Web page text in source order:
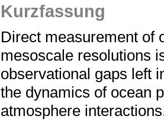
Kurzfassung
Direct measurement of
mesoscale resolutions
observational gaps left
the dynamics of ocean
atmosphere